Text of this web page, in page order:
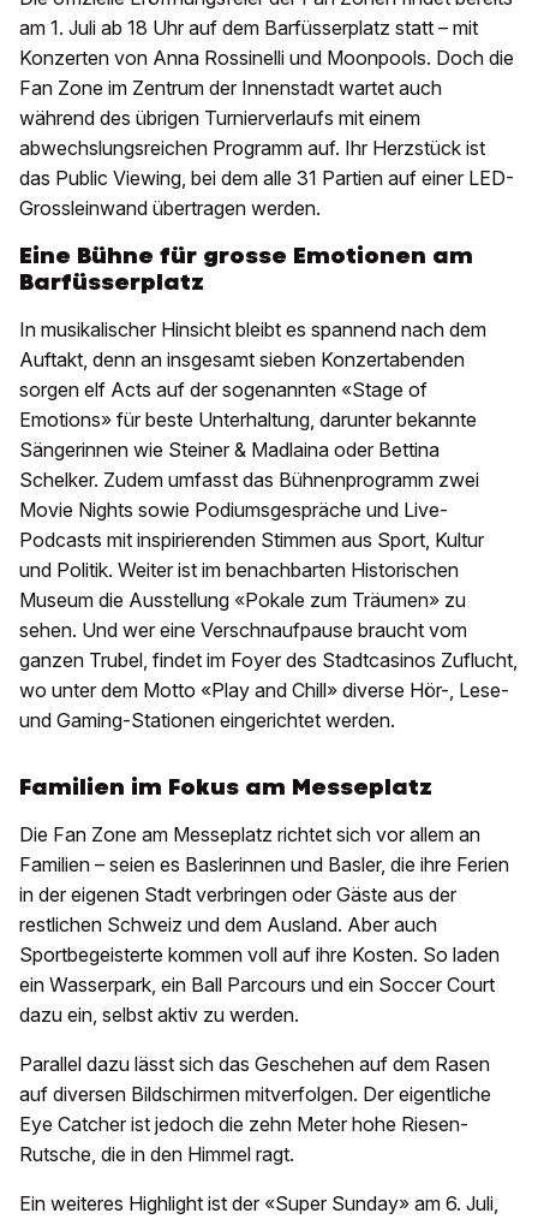
am 1. Juli ab 18 Uhr auf dem Barfüsserplatz statt – mit
Konzerten von Anna Rossinelli und Moonpools. Doch die
Fan Zone im Zentrum der Innenstadt wartet auch
während des übrigen Turnierverlaufs mit einem
abwechslungsreichen Programm auf. Ihr Herzstück ist
das Public Viewing, bei dem alle 31 Partien auf einer LED-
Grossleinwand übertragen werden.
Eine Bühne für grosse Emotionen am
Barfüsserplatz
In musikalischer Hinsicht bleibt es spannend nach dem
Auftakt, denn an insgesamt sieben Konzertabenden
sorgen elf Acts auf der sogenannten «Stage of
Emotions» für beste Unterhaltung, darunter bekannte
Sängerinnen wie Steiner & Madlaina oder Bettina
Schelker. Zudem umfasst das Bühnenprogramm zwei
Movie Nights sowie Podiumsgespräche und Live-
Podcasts mit inspirierenden Stimmen aus Sport, Kultur
und Politik. Weiter ist im benachbarten Historischen
Museum die Ausstellung «Pokale zum Träumen» zu
sehen. Und wer eine Verschnaufpause braucht vom
ganzen Trubel, findet im Foyer des Stadtcasinos Zuflucht,
wo unter dem Motto «Play and Chill» diverse Hör-, Lese-
und Gaming-Stationen eingerichtet werden.
Familien im Fokus am Messeplatz
Die Fan Zone am Messeplatz richtet sich vor allem an
Familien – seien es Baslerinnen und Basler, die ihre Ferien
in der eigenen Stadt verbringen oder Gäste aus der
restlichen Schweiz und dem Ausland. Aber auch
Sportbegeisterte kommen voll auf ihre Kosten. So laden
ein Wasserpark, ein Ball Parcours und ein Soccer Court
dazu ein, selbst aktiv zu werden.
Parallel dazu lässt sich das Geschehen auf dem Rasen
auf diversen Bildschirmen mitverfolgen. Der eigentliche
Eye Catcher ist jedoch die zehn Meter hohe Riesen-
Rutsche, die in den Himmel ragt.
Ein weiteres Highlight ist der «Super Sunday» am 6. Juli,